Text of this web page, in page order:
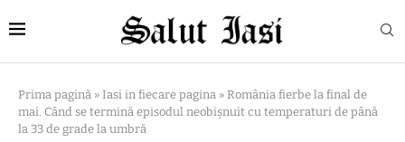
Prima pagină » Iasi in fiecare pagina » România fierbe la final de
mai. Când se termină episodul neobișnuit cu temperaturi de până
la 33 de grade la umbră